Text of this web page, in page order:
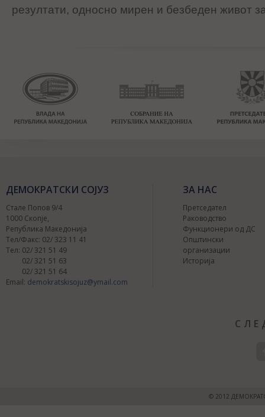
резултати, односно мирен и безбеден живот
ДЕМОКРАТСКИ СОЈУЗ
Стале Попов 9/4
1000 Скопје,
Република Македонија
Тел/Факс: 02/ 323 11 41
Тел: 02/ 321 51 49
02/ 321 51 63
02/ 321 51 64
Email: demokratskisojuz@ymail.com
ЗА НАС
Претседател
Раководство
Функционери од ДС
Општински
организации
Историја
© 2012